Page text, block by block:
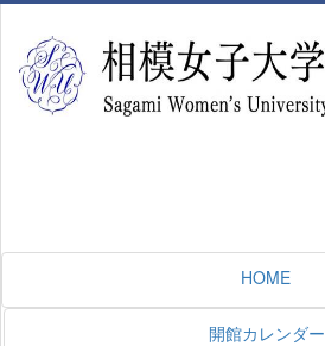
HOME
開館カレンダー